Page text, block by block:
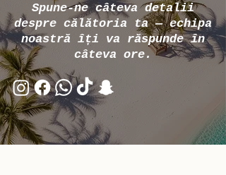
Spune-ne câteva detalii
despre călătoria ta — echipa
noastră îți va răspunde în
câteva ore.